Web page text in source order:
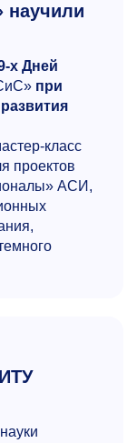
научили
х Дней
при
класс
проектов
АСИ,